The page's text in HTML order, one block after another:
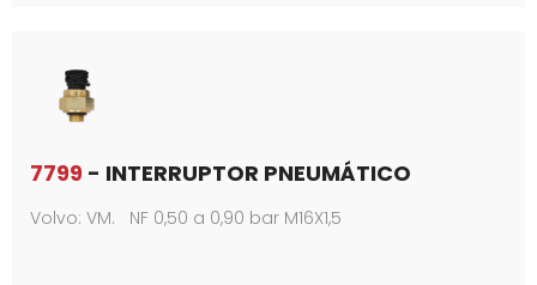
7799 - INTERRUPTOR PNEUMÁTICO
Volvo: VM. NF 0,50 a 0,90 bar M16X1,5